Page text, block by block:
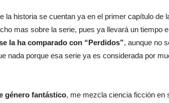
la historia se cuentan ya en el primer capítulo de
mas sobre la serie, pues ya llevará un tiempo
la ha comparado con “Perdidos”, aunque no
nada porque esa serie ya es considerada por
género fantástico, me mezcla ciencia ficción en